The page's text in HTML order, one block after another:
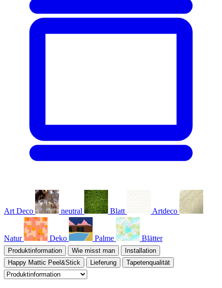
Art Deco neutral Blatt Artdeco
Natur Deko Palme Blätter
Produktinformation Wie misst man
Installation
Happy Mattic Peel&Stick
Lieferung Tapetenqualität